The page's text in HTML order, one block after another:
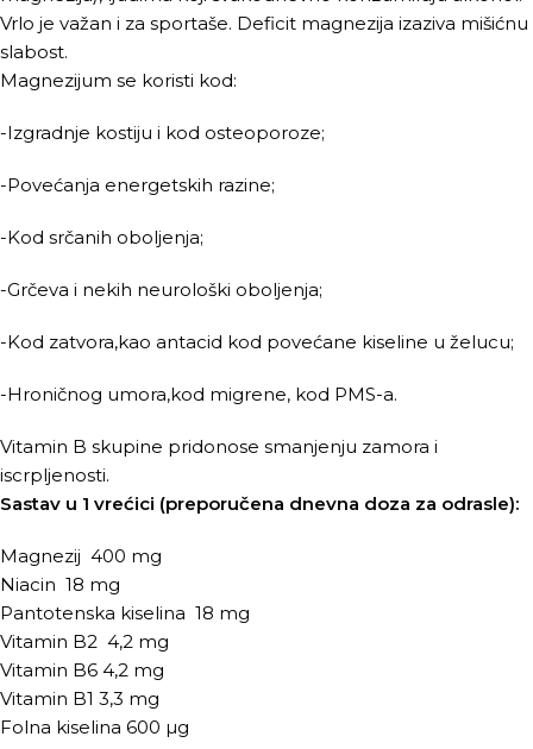
Vrlo je važan i za sportaše. Deficit magnezija izaziva mišićnu
slabost.
Magnezijum se koristi kod:
-Izgradnje kostiju i kod osteoporoze;
-Povećanja energetskih razine;
-Kod srčanih oboljenja;
-Grčeva i nekih neurološki oboljenja;
-Kod zatvora,kao antacid kod povećane kiseline u želucu;
-Hroničnog umora,kod migrene, kod PMS-a.
Vitamin B skupine pridonose smanjenju zamora i
iscrpljenosti.
Sastav u 1 vrećici (preporučena dnevna doza za odrasle):
Magnezij 400 mg
Niacin 18 mg
Pantotenska kiselina 18 mg
Vitamin B2 4,2 mg
Vitamin B6 4,2 mg
Vitamin B1 3,3 mg
Folna kiselina 600 µg